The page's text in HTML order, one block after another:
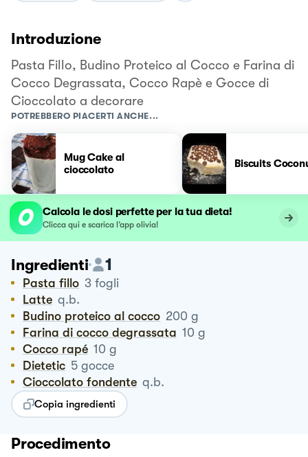
Introduzione
Pasta Fillo, Budino Proteico al Cocco e Farina di
Cocco Degrassata, Cocco Rapè e Gocce di
Cioccolato a decorare
POTREBBERO PIACERTI ANCHE...
Mug Cake al
cioccolato
Biscuits
Calcola le dosi perfette per la tua dieta!
Clicca qui e scarica l’app olivia!
Ingredienti 1
Pasta fillo 3 fogli
Latte q.b.
Budino proteico al cocco 200 g
Farina di cocco degrassata 10 g
Cocco rapé 10 g
Dietetic 5 gocce
Cioccolato fondente q.b.
Copia ingredienti
Procedimento